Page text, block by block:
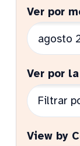
Ver por
Ver por
View by